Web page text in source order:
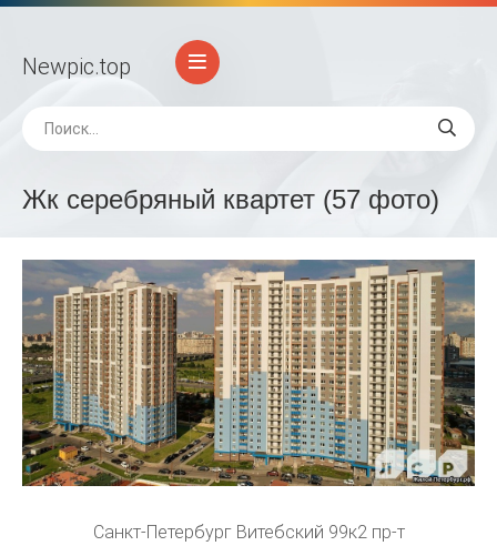
Newpic.top
Жк серебряный квартет (57 фото)
Санкт-Петербург Витебский 99к2 пр-т